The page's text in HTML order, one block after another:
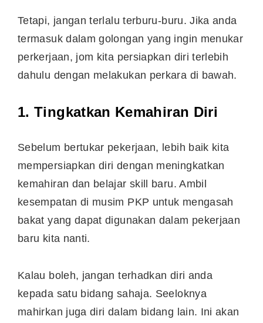
Tetapi, jangan terlalu terburu-buru. Jika anda
termasuk dalam golongan yang ingin menukar
perkerjaan, jom kita persiapkan diri terlebih
dahulu dengan melakukan perkara di bawah.
1. Tingkatkan Kemahiran Diri
Sebelum bertukar pekerjaan, lebih baik kita
mempersiapkan diri dengan meningkatkan
kemahiran dan belajar skill baru. Ambil
kesempatan di musim PKP untuk mengasah
bakat yang dapat digunakan dalam pekerjaan
baru kita nanti.
Kalau boleh, jangan terhadkan diri anda
kepada satu bidang sahaja. Seeloknya
mahirkan juga diri dalam bidang lain. Ini akan